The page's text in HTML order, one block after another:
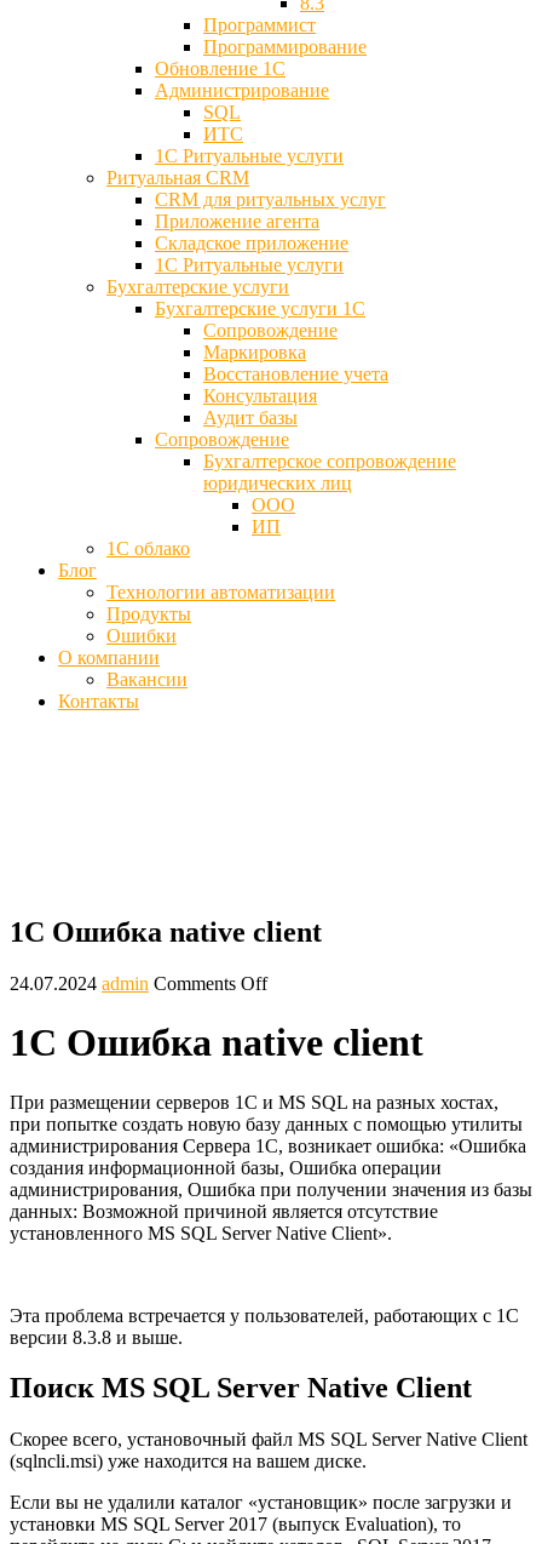
Программист
Программирование
Обновление 1С
Администрирование
SQL
ИТС
1С Ритуальные услуги
Ритуальная CRM
CRM для ритуальных услуг
Приложение агента
Складское приложение
1С Ритуальные услуги
Бухгалтерские услуги
Бухгалтерские услуги 1С
Сопровождение
Маркировка
Восстановление учета
Консультация
Аудит базы
Cопровождение
Бухгалтерское сопровождение
юридических лиц
ООО
ИП
1С облако
Блог
Технологии автоматизации
Продукты
Ошибки
О компании
Вакансии
Контакты
1С Ошибка native client
24.07.2024 admin Comments Off
1С Ошибка native client
При размещении серверов 1С и MS SQL на разных хостах,
при попытке создать новую базу данных с помощью утилиты
администрирования Сервера 1С, возникает ошибка: «Ошибка
создания информационной базы, Ошибка операции
администрирования, Ошибка при получении значения из базы
данных: Возможной причиной является отсутствие
установленного MS SQL Server Native Client».
Эта проблема встречается у пользователей, работающих с 1С
версии 8.3.8 и выше.
Поиск MS SQL Server Native Client
Скорее всего, установочный файл MS SQL Server Native Client
(sqlncli.msi) уже находится на вашем диске.
Если вы не удалили каталог «установщик» после загрузки и
установки MS SQL Server 2017 (выпуск Evaluation), то